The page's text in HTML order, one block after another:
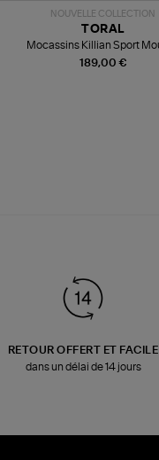
NOUVELLE COLLECTION
189,00 €
TORAL
Mocassins Killian Sport
RETOUR OFFERT ET FACILE
dans un délai de 14 jours